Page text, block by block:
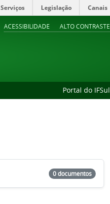
Serviços Legislação Canais
ACESSIBILIDADE ALTO CONTRASTE
Portal do IFSul
0 documentos